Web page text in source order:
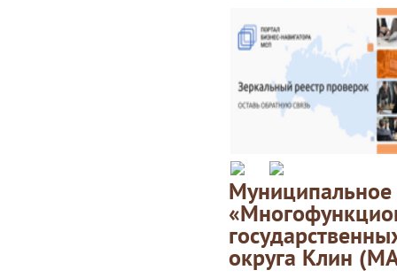
округа Клин